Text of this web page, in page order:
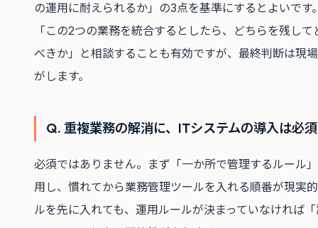
の運用に耐えられるか」の3点を基準にするとよいです
「この2つの業務を統合するとしたら、どちらを残し
べきか」と相談することも有効ですが、最終判断は現
がします。
Q. 重複業務の解消に、ITシステムの導入は必
必須ではありません。まず「一か所で管理するルール
用し、慣れてから業務管理ツールを入れる順番が現実
ルを先に入れても、運用ルールが決まっていなければ